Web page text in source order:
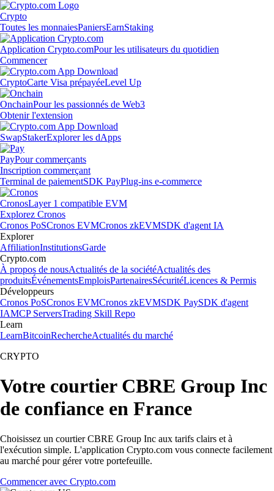
Crypto
Toutes les monnaiesPaniersEarnStaking
Application Crypto.comPour les utilisateurs du quotidien
Commencer
CryptoCarte Visa prépayéeLevel Up
OnchainPour les passionnés de Web3
Obtenir l'extension
SwapStakerExplorer les dApps
PayPour commerçants
Inscription commerçant
Terminal de paiementSDK PayPlug-ins e-commerce
CronosLayer 1 compatible EVM
Explorez Cronos
Cronos PoSCronos EVMCronos zkEVMSDK d'agent IA
Explorer
AffiliationInstitutionsGarde
Crypto.com
À propos de nousActualités de la sociétéActualités des
produitsÉvénementsEmploisPartenairesSécuritéLicences & Permis
Développeurs
Cronos PoSCronos EVMCronos zkEVMSDK PaySDK d'agent
IAMCP ServersTrading Skill Repo
Learn
LearnBitcoinRechercheActualités du marché
CRYPTO
Votre courtier CBRE Group Inc
de confiance en France
Choisissez un courtier CBRE Group Inc aux tarifs clairs et à
l'exécution simple. L'application Crypto.com vous connecte facilement
au marché pour gérer votre portefeuille.
Commencer avec Crypto.com